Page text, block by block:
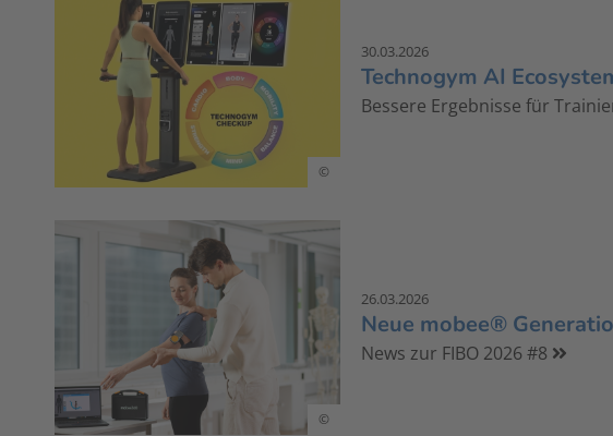
©
30.03.2026
Technogym AI
Bessere Ergebnisse für
©
26.03.2026
Neue mobee®
News zur FIBO 2026 #8